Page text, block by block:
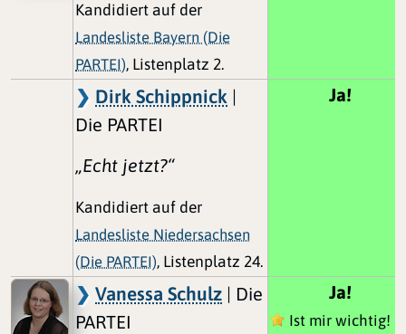
Kandidiert auf der
Landesliste Bayern (Die
PARTEI), Listenplatz 2.
Dirk Schippnick |
Die PARTEI
„Echt jetzt?“
Kandidiert auf der
Landesliste Niedersachsen
(Die PARTEI), Listenplatz 24.
Ja!
Vanessa Schulz | Die
PARTEI
Ja!
Ist mir wichtig!